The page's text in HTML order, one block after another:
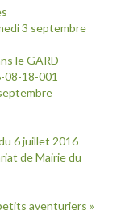
3 septembre
le GARD –
08-18-001
6 juillet 2016
de Mairie du
aventuriers »